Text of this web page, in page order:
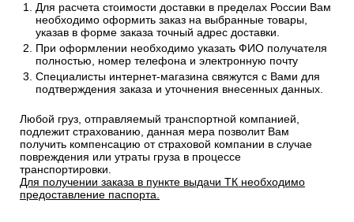
Для расчета стоимости доставки в пределах России Вам
необходимо оформить заказ на выбранные товары,
указав в форме заказа точный адрес доставки.
При оформлении необходимо указать ФИО получателя
полностью, номер телефона и электронную почту
Специалисты интернет-магазина свяжутся с Вами для
подтверждения заказа и уточнения внесенных данных.
Любой груз, отправляемый транспортной компанией,
подлежит страхованию, данная мера позволит Вам
получить компенсацию от страховой компании в случае
повреждения или утраты груза в процессе
транспортировки.
Для получении заказа в пункте выдачи ТК необходимо
предоставление паспорта.